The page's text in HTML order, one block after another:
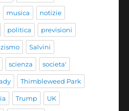
musica notizie
politica previsioni
Salvini
scienza societa'
Thimbleweed Park
Trump UK